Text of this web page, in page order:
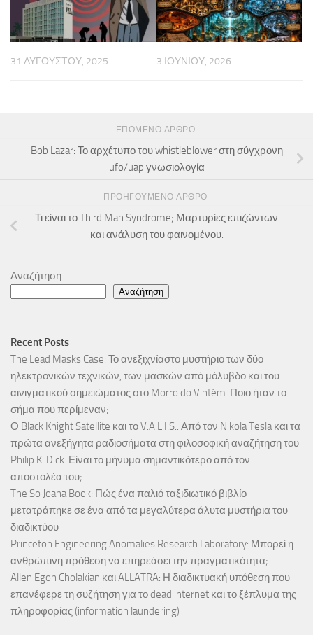
31 ΑΥΓΟΎΣΤΟΥ, 2025 3 ΙΟΥΝΊΟΥ, 2026
ΕΠΌΜΕΝΟ ΆΡΘΡΟ
Bob Lazar: Το αρχέτυπο του whistleblower στη σύγχρονη
ufo/uap γνωσιολογία
ΠΡΟΗΓΟΎΜΕΝΟ ΆΡΘΡΟ
Τι είναι το Third Man Syndrome; Μαρτυρίες επιζώντων
και ανάλυση του φαινομένου.
Αναζήτηση
Αναζήτηση
Recent Posts
The Lead Masks Case: Το ανεξιχνίαστο μυστήριο των δύο
ηλεκτρονικών τεχνικών, των μασκών από μόλυβδο και του
αινιγματικού σημειώματος στο Morro do Vintém. Ποιο ήταν το
σήμα που περίμεναν;
Ο Black Knight Satellite και το V.A.L.I.S.: Από τον Nikola Tesla και τα
πρώτα ανεξήγητα ραδιοσήματα στη φιλοσοφική αναζήτηση του
Philip K. Dick. Είναι το μήνυμα σημαντικότερο από τον
αποστολέα του;
The So Joana Book: Πώς ένα παλιό ταξιδιωτικό βιβλίο
μετατράπηκε σε ένα από τα μεγαλύτερα άλυτα μυστήρια του
διαδικτύου
Princeton Engineering Anomalies Research Laboratory: Μπορεί η
ανθρώπινη πρόθεση να επηρεάσει την πραγματικότητα;
Allen Egon Cholakian και ALLATRA: Η διαδικτυακή υπόθεση που
επανέφερε τη συζήτηση για το dead internet και το ξέπλυμα της
πληροφορίας (information laundering)